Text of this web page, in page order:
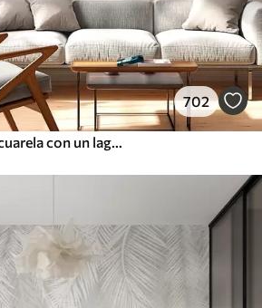
702
tranquilo paisaje en acuarela con un lago y un árbol en flor